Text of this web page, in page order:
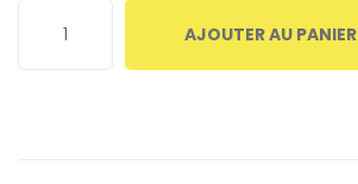
AJOUTER AU PANIER